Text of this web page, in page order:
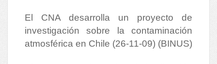
El CNA desarrolla un proyecto de
investigación sobre la contaminación
atmosférica en Chile (26-11-09) (BINUS)